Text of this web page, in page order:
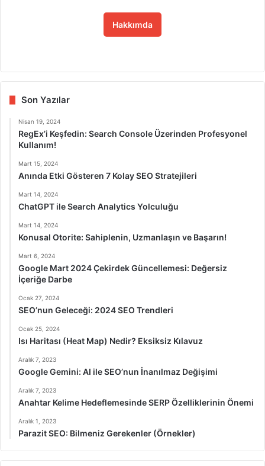
Hakkımda
bo
dIn ub ra
Son Yazılar
Nisan 19, 2024
RegEx’i Keşfedin: Search Console Üzerinden Profesyonel
Kullanım!
Mart 15, 2024
Anında Etki Gösteren 7 Kolay SEO Stratejileri
Mart 14, 2024
ChatGPT ile Search Analytics Yolculuğu
Mart 14, 2024
Konusal Otorite: Sahiplenin, Uzmanlaşın ve Başarın!
Mart 6, 2024
Google Mart 2024 Çekirdek Güncellemesi: Değersiz
İçeriğe Darbe
Ocak 27, 2024
SEO’nun Geleceği: 2024 SEO Trendleri
Ocak 25, 2024
Isı Haritası (Heat Map) Nedir? Eksiksiz Kılavuz
Aralık 7, 2023
Google Gemini: AI ile SEO’nun İnanılmaz Değişimi
Aralık 7, 2023
Anahtar Kelime Hedeflemesinde SERP Özelliklerinin Önemi
Aralık 1, 2023
Parazit SEO: Bilmeniz Gerekenler (Örnekler)